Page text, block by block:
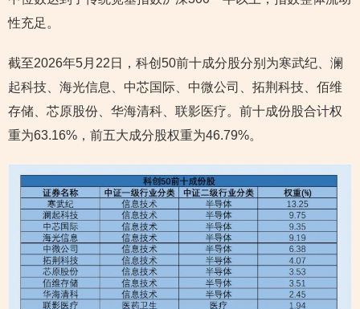
性充足。
截至2026年5月22日，科创50前十成分股分别为寒武纪、澜
起科技、海光信息、中芯国际、中微公司、拓荆科技、佰维
存储、芯原股份、华海清科、联影医疗。前十成份股合计权
重为63.16%，前五大成分股权重为46.79%。